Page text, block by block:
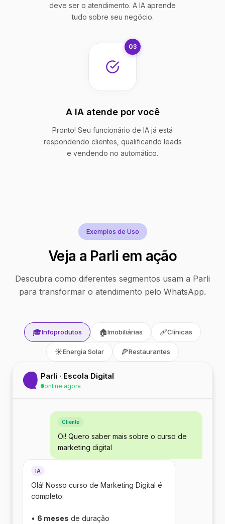
deve ser o atendimento. A IA aprende
tudo sobre seu negócio.
03
A IA atende por você
Pronto! Seu funcionário de IA já está
respondendo clientes, qualificando leads
e vendendo no automático.
Exemplos de Uso
Veja a Parli em ação
Descubra como diferentes segmentos usam a Parli
para transformar o atendimento pelo WhatsApp.
🎓Infoprodutos 🏠Imobiliárias 🩹Clínicas
☀️Energia Solar 🍕Restaurantes
Parli · Escola Digital
online agora
Cliente
Oi! Quero saber mais sobre o curso de
marketing digital
IA
Olá! Nosso curso de Marketing Digital é
completo:
• 6 meses de duração